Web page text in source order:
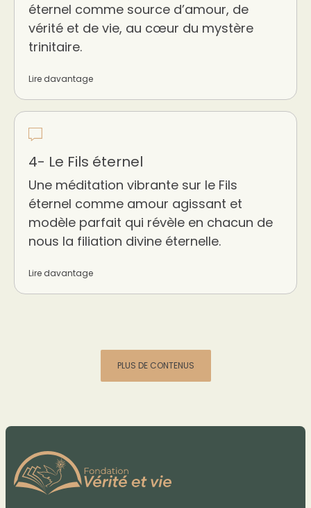
éternel comme source d’amour, de
vérité et de vie, au cœur du mystère
trinitaire.
Lire davantage
4- Le Fils éternel
Une méditation vibrante sur le Fils
éternel comme amour agissant et
modèle parfait qui révèle en chacun de
nous la filiation divine éternelle.
Lire davantage
PLUS DE CONTENUS